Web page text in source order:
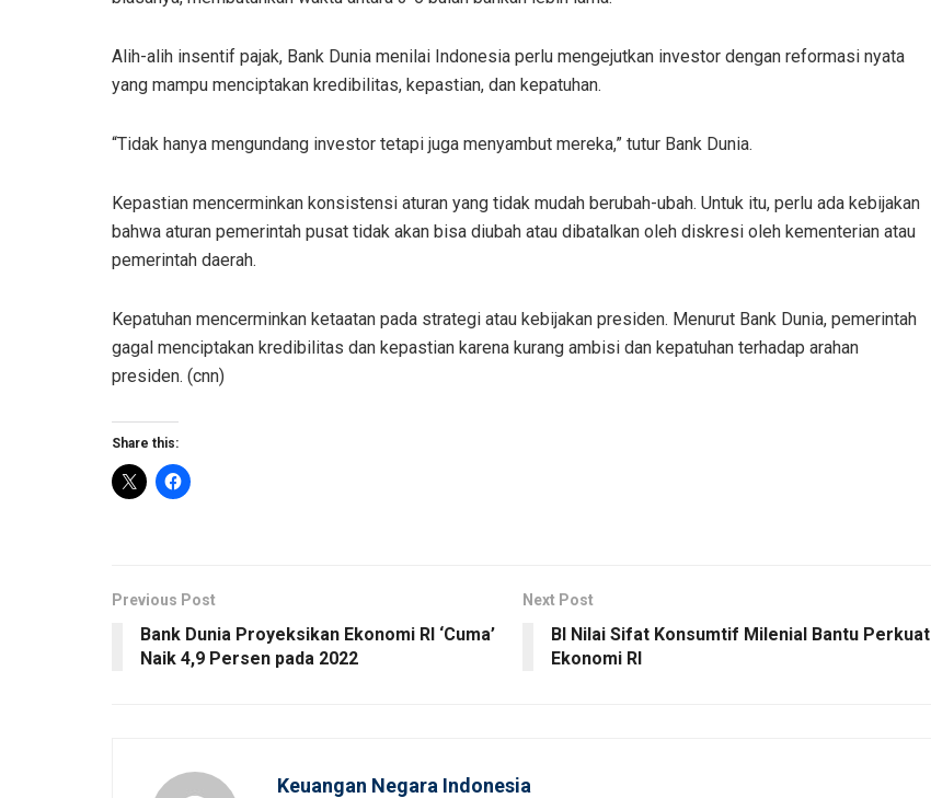
Alih-alih insentif pajak, Bank Dunia menilai Indonesia perlu mengejutkan investor dengan reformasi nyata
yang mampu menciptakan kredibilitas, kepastian, dan kepatuhan.
“Tidak hanya mengundang investor tetapi juga menyambut mereka,” tutur Bank Dunia.
Kepastian mencerminkan konsistensi aturan yang tidak mudah berubah-ubah. Untuk itu, perlu ada kebijakan
bahwa aturan pemerintah pusat tidak akan bisa diubah atau dibatalkan oleh diskresi oleh kementerian atau
pemerintah daerah.
Kepatuhan mencerminkan ketaatan pada strategi atau kebijakan presiden. Menurut Bank Dunia, pemerintah
gagal menciptakan kredibilitas dan kepastian karena kurang ambisi dan kepatuhan terhadap arahan
presiden. (cnn)
Share this:
Previous Post
Bank Dunia Proyeksikan Ekonomi RI ‘Cuma’
Naik 4,9 Persen pada 2022
Next Post
BI Nilai Sifat Konsumtif Milenial Bantu Perkuat
Ekonomi RI
Keuangan Negara Indonesia